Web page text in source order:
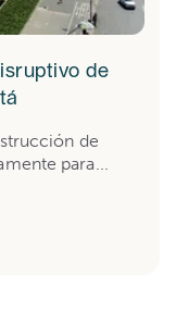
de
de
para...